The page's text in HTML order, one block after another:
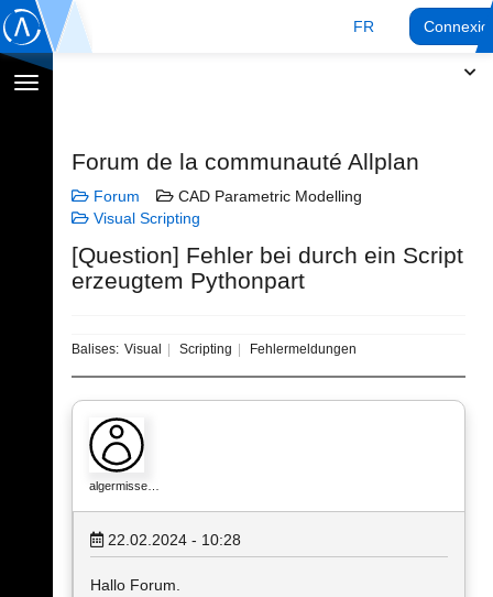
FR
Afficher
Forum de la communauté Allplan
Forum
CAD Parametric Modelling
Visual Scripting
[Question] Fehler bei durch ein Script
erzeugtem Pythonpart
Balises: Visual Scripting Fehlermeldungen
algermisse…
22.02.2024 - 10:28
Hallo Forum.